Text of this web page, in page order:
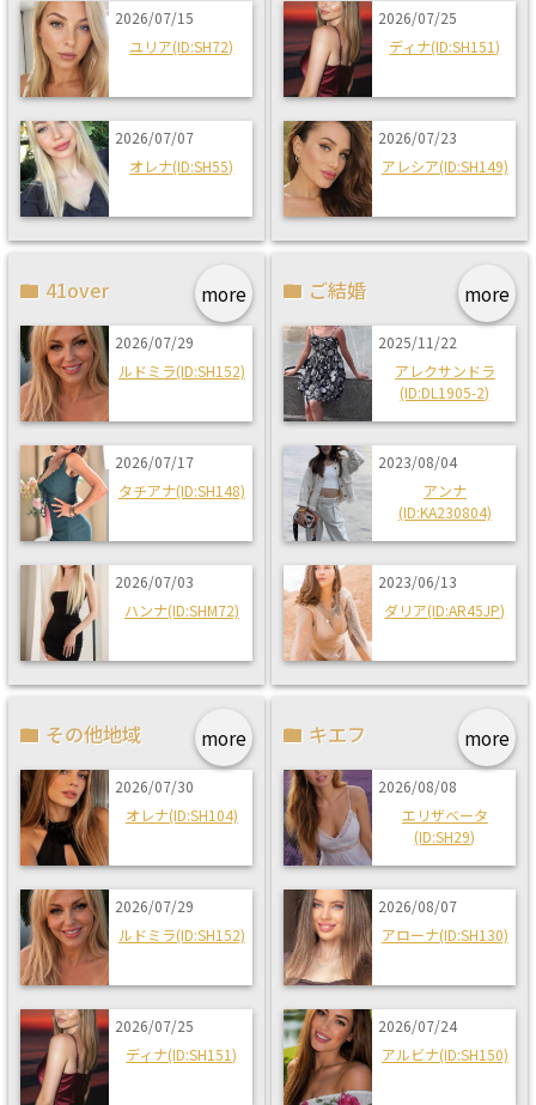
2026/07/15
ユリア(ID:SH72)
2026/07/07
オレナ(ID:SH55)
2026/07/25
ディナ(ID:SH151)
2026/07/23
アレシア(ID:SH149)
more
41over
2026/07/29
ルドミラ(ID:SH152)
2026/07/17
タチアナ(ID:SH148)
2026/07/03
ハンナ(ID:SHM72)
more
ご結婚
2025/11/22
アレクサンドラ
(ID:DL1905-2)
2023/08/04
アンナ
(ID:KA230804)
2023/06/13
ダリア(ID:AR45JP)
more
その他地域
2026/07/30
オレナ(ID:SH104)
2026/07/29
ルドミラ(ID:SH152)
2026/07/25
ディナ(ID:SH151)
more
キエフ
2026/08/08
エリザベータ
(ID:SH29)
2026/08/07
アローナ(ID:SH130)
2026/07/24
アルビナ(ID:SH150)